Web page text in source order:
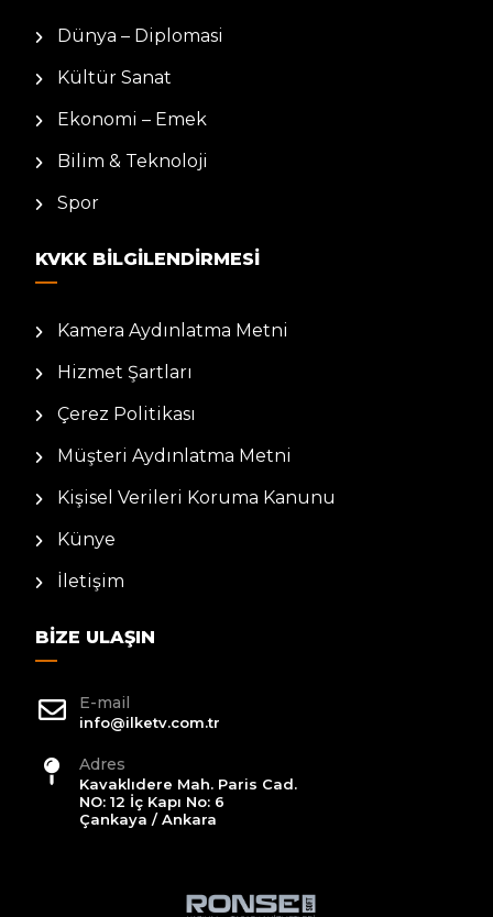
Dünya – Diplomasi
Kültür Sanat
Ekonomi – Emek
Bilim & Teknoloji
Spor
KVKK BILGILENDIRMESI
Kamera Aydınlatma Metni
Hizmet Şartları
Çerez Politikası
Müşteri Aydınlatma Metni
Kişisel Verileri Koruma Kanunu
Künye
İletişim
BIZE ULAŞIN
E-mail
info@ilketv.com.tr
Adres
Kavaklıdere Mah. Paris Cad.
NO: 12 İç Kapı No: 6
Çankaya / Ankara